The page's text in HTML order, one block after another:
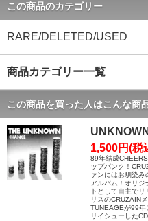
この商品のカテゴリー
RARE/DELETED/USED
商品カテゴリー一覧
この商品を買った人はこんな商
1,500円(税
89年結成
ップパンク！
ァンにはお馴染み
アルバム！オリ
トとして自主で
リスのCRUZAIN
TUNEAGEが99年
リイシューしたCD